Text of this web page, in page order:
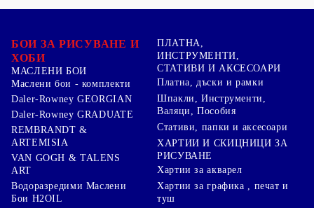
БОИ ЗА РИСУВАНЕ И
ХОБИ
МАСЛЕНИ БОИ
Маслени бои - комплекти
Daler-Rowney GEORGIAN
Daler-Rowney GRADUATE
REMBRANDT &
ARTEMISIA
VAN GOGH & TALENS
ART
Водоразредими Маслени
Бои H2OIL
ПЛАТНА,
ИНСТРУМЕНТИ,
СТАТИВИ И АКСЕСОАРИ
Платна, дъски и рамки
Шпакли, Инструменти,
Валяци, Пособия
Стативи, папки и аксесоари
ХАРТИИ И СКИЦНИЦИ ЗА
РИСУВАНЕ
Хартии за акварел
Хартии за графика , печат и
туш